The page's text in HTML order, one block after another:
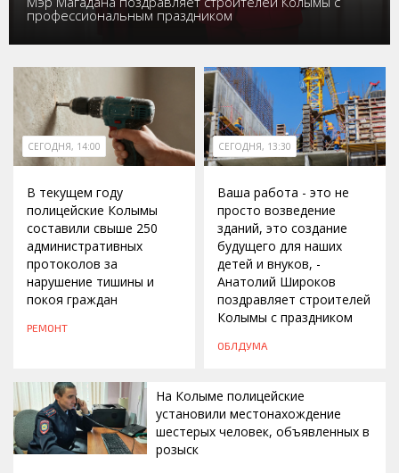
профессиональным праздником
СЕГОДНЯ, 14:00
В текущем году
полицейские Колымы
составили свыше 250
административных
протоколов за
нарушение тишины и
покоя граждан
РЕМОНТ
СЕГОДНЯ, 13:30
Ваша работа - это не
просто возведение
зданий, это создание
будущего для наших
детей и внуков, -
Анатолий Широков
поздравляет строителей
Колымы с праздником
ОБЛДУМА
На Колыме полицейские
установили местонахождение
шестерых человек, объявленных в
розыск